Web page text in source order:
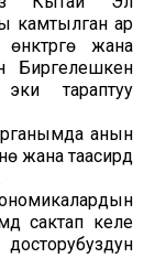
камтылган ар
жана
Биргелешкен
тараптуу
анын
жана таасирдүү
сактап келе